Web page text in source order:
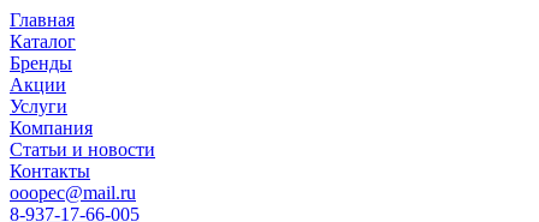
Главная
Каталог
Бренды
Акции
Услуги
Компания
Статьи и новости
Контакты
ooopec@mail.ru
8-937-17-66-005